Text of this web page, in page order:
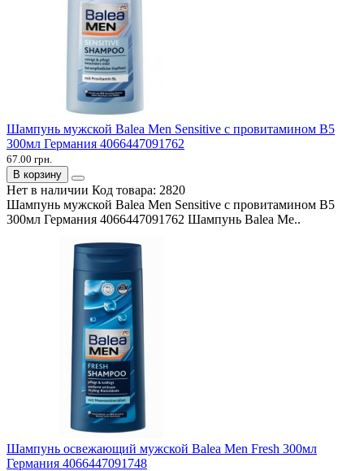
Шампунь мужской Balea Men Sensitive с провитамином В5
300мл Германия 4066447091762
67.00 грн.
В корзину
Нет в наличии Код товара: 2820
Шампунь мужской Balea Men Sensitive с провитамином В5
300мл Германия 4066447091762 Шампунь Balea Me..
Шампунь освежающий мужской Balea Men Fresh 300мл
Германия 4066447091748